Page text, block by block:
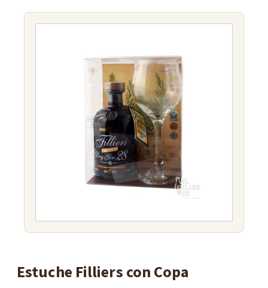
Estuche Filliers con Copa